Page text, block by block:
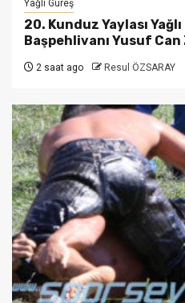
Yağlı Güreş
20. Kunduz Yaylası
Başpehlivanı Yusuf Can
2 saat ago Resul ÖZSARAY